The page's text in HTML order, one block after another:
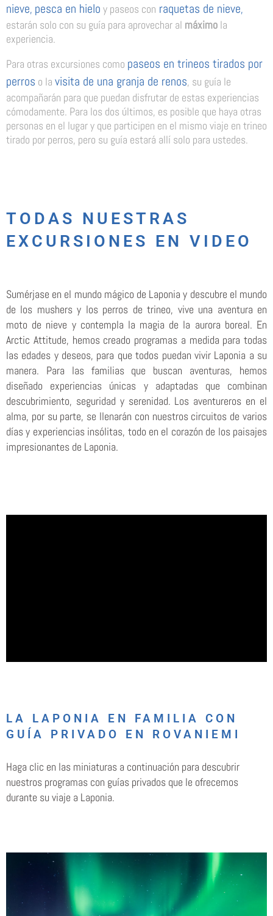
nieve, pesca en hielo y paseos con raquetas de nieve,
estarán solo con su guía para aprovechar al máximo la
experiencia.
Para otras excursiones como paseos en trineos tirados por
perros o la visita de una granja de renos, su guía le
acompañarán para que puedan disfrutar de estas experiencias
cómodamente. Para los dos últimos, es posible que haya otras
personas en el lugar y que participen en el mismo viaje en trineo
tirado por perros, pero su guía estará allí solo para ustedes.
TODAS NUESTRAS
EXCURSIONES EN VIDEO
Sumérjase en el mundo mágico de Laponia y descubre el mundo
de los mushers y los perros de trineo, vive una aventura en
moto de nieve y contempla la magia de la aurora boreal. En
Arctic Attitude, hemos creado programas a medida para todas
las edades y deseos, para que todos puedan vivir Laponia a su
manera. Para las familias que buscan aventuras, hemos
diseñado experiencias únicas y adaptadas que combinan
descubrimiento, seguridad y serenidad. Los aventureros en el
alma, por su parte, se llenarán con nuestros circuitos de varios
días y experiencias insólitas, todo en el corazón de los paisajes
impresionantes de Laponia.
LA LAPONIA EN FAMILIA CON
GUÍA PRIVADO EN ROVANIEMI
Haga clic en las miniaturas a continuación para descubrir
nuestros programas con guías privados que le ofrecemos
durante su viaje a Laponia.